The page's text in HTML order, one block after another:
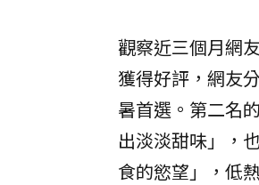
觀察近三個月網
獲得好評，網友
暑首選。第二名
出淡淡甜味」，
食的慾望」，低